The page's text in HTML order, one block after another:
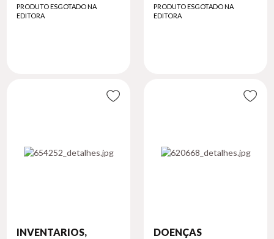
PRODUTO ESGOTADO NA
EDITORA
PRODUTO ESGOTADO NA
EDITORA
INVENTARIOS,
DOENÇAS